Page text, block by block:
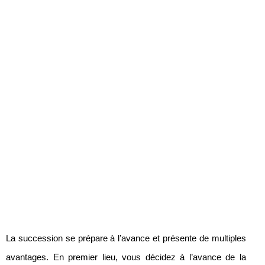
La succession se prépare à l’avance et présente de multiples
avantages. En premier lieu, vous décidez à l’avance de la